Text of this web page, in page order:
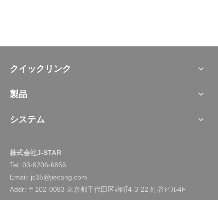
クイックリンク
製品
システム
株式会社J-STAR
Tel: 03-6206-6856
Email: jc35@jiecang.com
Addr: 〒102-0083 東京都千代田区麹町4-3-22 紅谷ビル4F